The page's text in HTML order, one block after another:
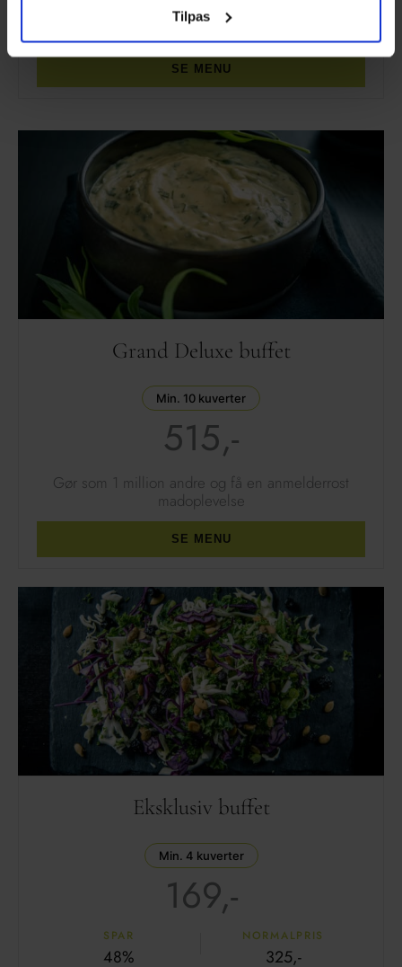
Tilpas
Gør som 1 million andreog få en anmelderrost
madoplevelse
SE MENU
Grand Deluxe buffet
Min. 10 kuverter
515,-
Gør som 1 million andre og få en anmelderrost
madoplevelse
SE MENU
Eksklusiv buffet
Min. 4 kuverter
169,-
SPAR
48%
NORMALPRIS
325,-